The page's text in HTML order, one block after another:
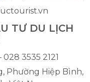
TƯ DU LỊCH
3535 2121
Phường Hiệp Bình,